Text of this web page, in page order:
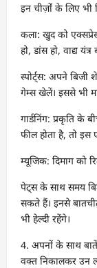
इन चीज़ोंं के लिए भी
कला: खुद को
हो, डांस हो, वाद्य
स्पोर्ट्स: अपने बिजी
गेम्स खेलें। इससे भी
गार्डनिंग: प्रकृति के
फील होता है, तो इस
म्यूजिक: दिमाग को
पेट्स के साथ समय
सकते हैं। इनसे
भी हेल्दी रहेंगे।
4. अपनों के साथ बातें
वक्त निकालकर उन